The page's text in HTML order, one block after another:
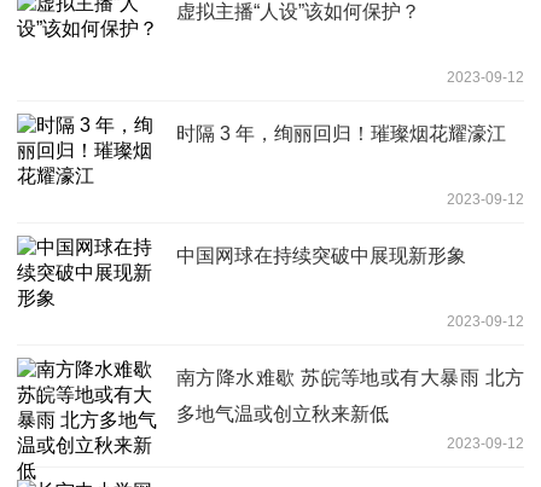
虚拟主播“人设”该如何保护？
2023-09-12
时隔 3 年，绚丽回归！璀璨烟花耀濠江
2023-09-12
中国网球在持续突破中展现新形象
2023-09-12
南方降水难歇 苏皖等地或有大暴雨 北方
多地气温或创立秋来新低
2023-09-12